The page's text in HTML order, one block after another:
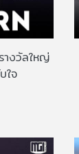
างวัลใหญ่
ใจ